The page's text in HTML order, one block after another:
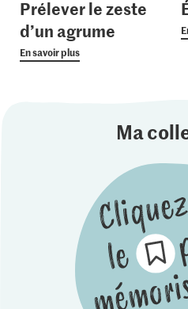
Prélever le zeste
d’un agrume
En savoir plus
Ma